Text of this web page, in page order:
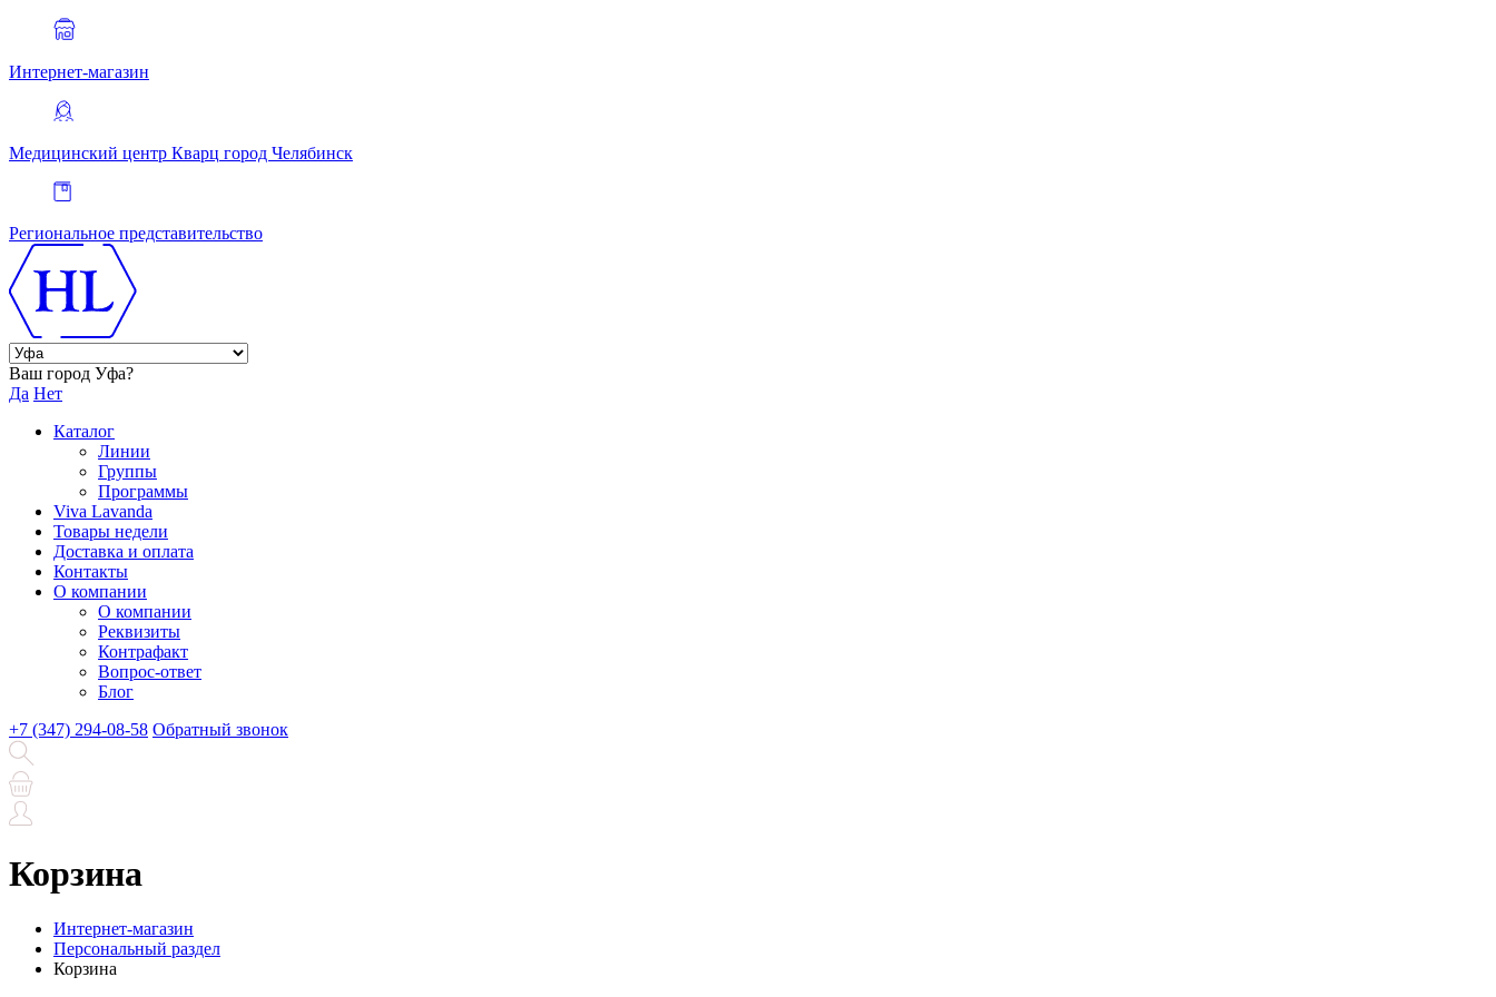
Интернет-магазин
Медицинский центр Кварц город Челябинск
Региональное представительство
Ваш город Уфа?
Да Нет
Каталог
Линии
Группы
Программы
Viva Lavanda
Товары недели
Доставка и оплата
Контакты
О компании
О компании
Реквизиты
Контрафакт
Вопрос-ответ
Блог
+7 (347) 294-08-58 Обратный звонок
Корзина
Интернет-магазин
Персональный раздел
Корзина